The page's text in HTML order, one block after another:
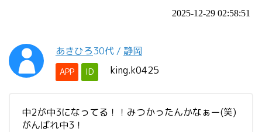
2025-12-29 02:58:51
あきひろ30代 / 静岡
APP ID king.k0425
中2が中3になってる！！みつかったんかなぁー(笑)
がんばれ中3！